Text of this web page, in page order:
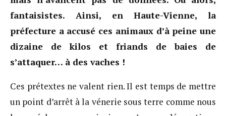
fantaisistes. Ainsi, en Haute-Vienne, la
préfecture a accusé ces animaux d’à peine une
dizaine de kilos et friands de baies de
s’attaquer… à des vaches !
Ces prétextes ne valent rien. Il est temps de mettre
un point d’arrêt à la vénerie sous terre comme nous